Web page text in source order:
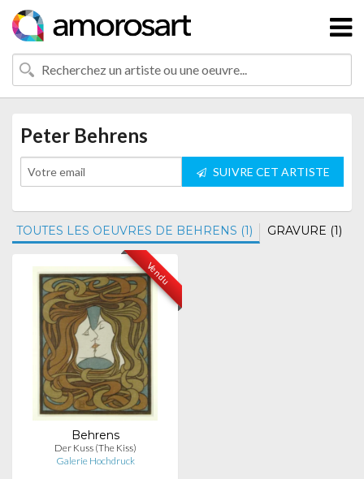
Peter Behrens
SUIVRE CET ARTISTE
TOUTES LES OEUVRES DE BEHRENS (1) GRAVURE (1)
Vendu
Behrens
Der Kuss (The Kiss)
Galerie Hochdruck